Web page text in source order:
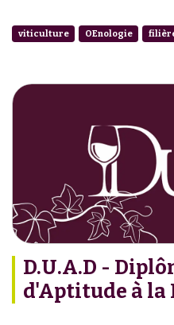
viticulture OEnologie
D.U.A.D -
d'Aptitude à la